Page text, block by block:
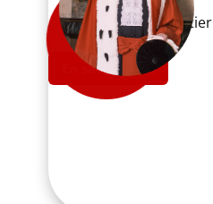
Ria Mortier
En savoir plus